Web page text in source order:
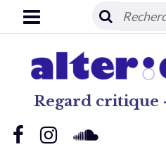
Regard critique